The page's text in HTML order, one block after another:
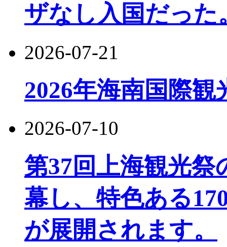
ザなし入国だった
2026-07-21
2026年海南国際
2026-07-10
第37回上海観光
幕し、特色ある
が展開されます。